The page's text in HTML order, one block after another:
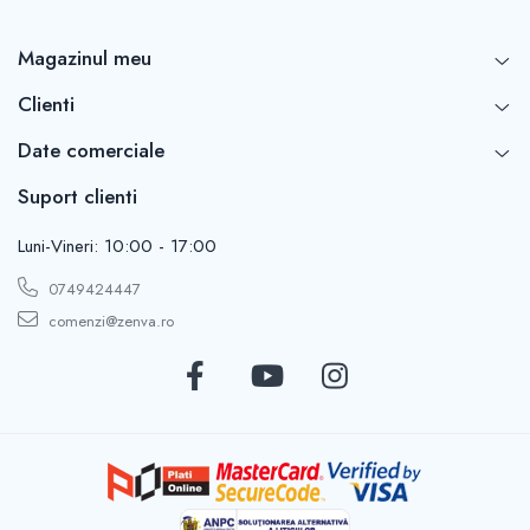
Magazinul meu
Clienti
Date comerciale
Suport clienti
Luni-Vineri: 10:00 - 17:00
0749424447
comenzi@zenva.ro